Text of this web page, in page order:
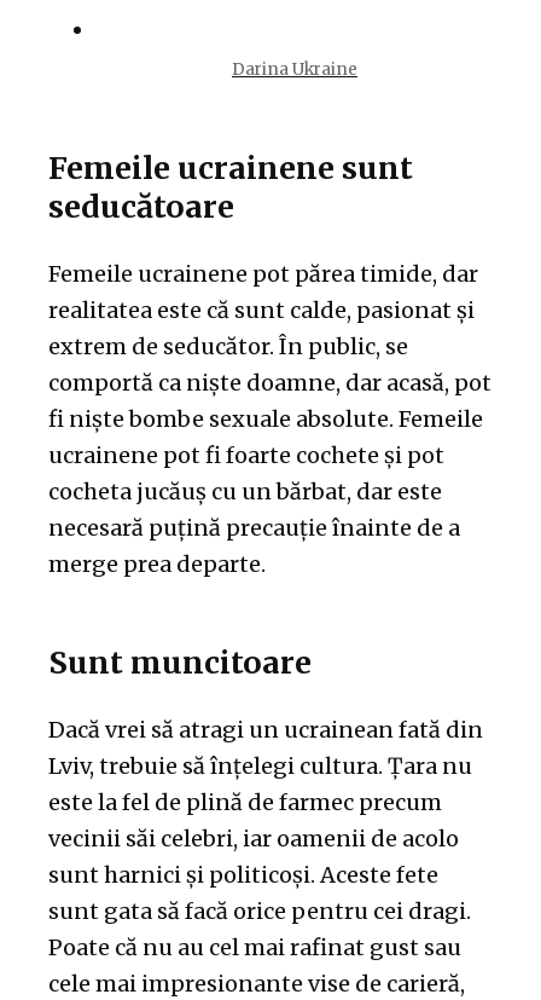
Darina Ukraine
Femeile ucrainene sunt
seducătoare
Femeile ucrainene pot părea timide, dar
realitatea este că sunt calde, pasionat și
extrem de seducător. În public, se
comportă ca niște doamne, dar acasă, pot
fi niște bombe sexuale absolute. Femeile
ucrainene pot fi foarte cochete și pot
cocheta jucăuș cu un bărbat, dar este
necesară puțină precauție înainte de a
merge prea departe.
Sunt muncitoare
Dacă vrei să atragi un ucrainean fată din
Lviv, trebuie să înțelegi cultura. Țara nu
este la fel de plină de farmec precum
vecinii săi celebri, iar oamenii de acolo
sunt harnici și politicoși. Aceste fete
sunt gata să facă orice pentru cei dragi.
Poate că nu au cel mai rafinat gust sau
cele mai impresionante vise de carieră,